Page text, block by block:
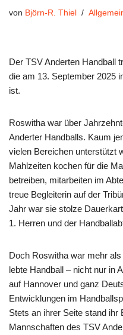
von Björn-R. Thiel
Der TSV Anderten Handball
die am 13. September 2025
ist.
Roswitha war über
Anderter Handballs. Kaum
vielen Bereichen unterstützt
Mahlzeiten kochen für die
betreiben, mitarbeiten im
treue Begleiterin auf der
Jahr war sie stolze
1. Herren und der
Doch Roswitha war mehr
lebte Handball – nicht nur in
auf Hannover und ganz
Entwicklungen im
Stets an ihrer Seite stand
Mannschaften des TSV